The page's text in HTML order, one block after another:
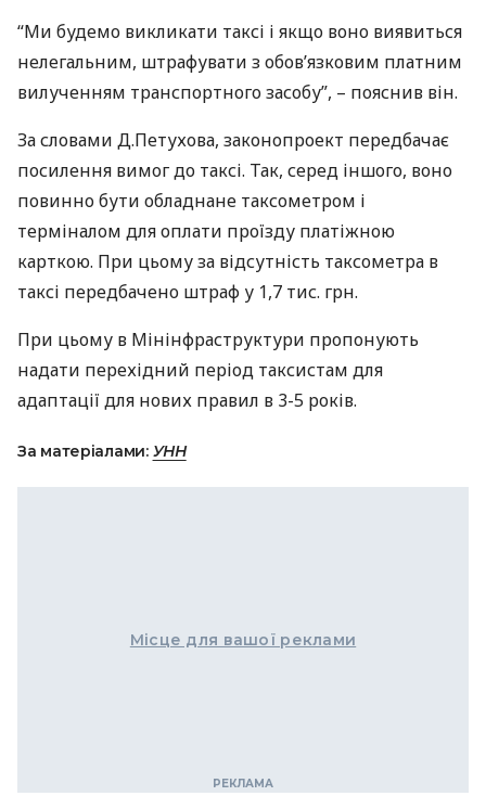
“Ми будемо викликати таксі і якщо воно виявиться
нелегальним, штрафувати з обов’язковим платним
вилученням транспортного засобу”, – пояснив він.
За словами Д.Петухова, законопроект передбачає
посилення вимог до таксі. Так, серед іншого, воно
повинно бути обладнане таксометром і
терміналом для оплати проїзду платіжною
карткою. При цьому за відсутність таксометра в
таксі передбачено штраф у 1,7 тис. грн.
При цьому в Мінінфраструктури пропонують
надати перехідний період таксистам для
адаптації для нових правил в 3-5 років.
За матеріалами: УНН
Місце для вашої реклами